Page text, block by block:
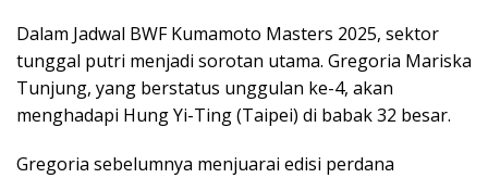
Dalam Jadwal BWF Kumamoto Masters 2025, sektor
tunggal putri menjadi sorotan utama. Gregoria Mariska
Tunjung, yang berstatus unggulan ke-4, akan
menghadapi Hung Yi-Ting (Taipei) di babak 32 besar.
Gregoria sebelumnya menjuarai edisi perdana